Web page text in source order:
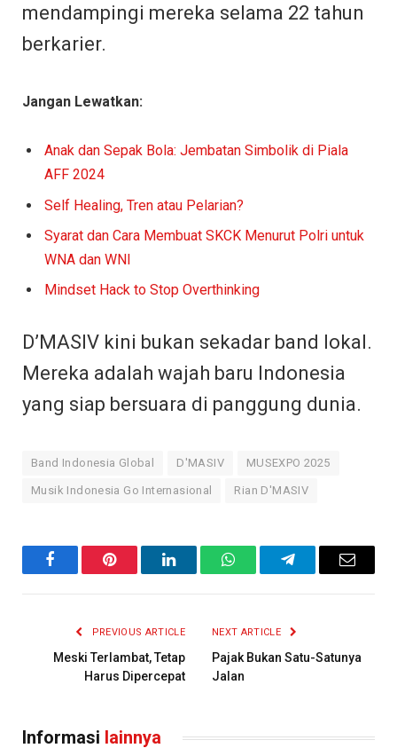
mendampingi mereka selama 22 tahun
berkarier.
Jangan Lewatkan:
Anak dan Sepak Bola: Jembatan Simbolik di Piala
AFF 2024
Self Healing, Tren atau Pelarian?
Syarat dan Cara Membuat SKCK Menurut Polri untuk
WNA dan WNI
Mindset Hack to Stop Overthinking
D’MASIV kini bukan sekadar band lokal.
Mereka adalah wajah baru Indonesia
yang siap bersuara di panggung dunia.
Band Indonesia Global D'MASIV MUSEXPO 2025
Musik Indonesia Go Internasional Rian D'MASIV
FacebookPinterest LinkedInWhatsAppTelegramEmail
PREVIOUS ARTICLE
Meski Terlambat, Tetap
Harus Dipercepat
NEXT ARTICLE
Pajak Bukan Satu-Satunya
Jalan
Informasi lainnya